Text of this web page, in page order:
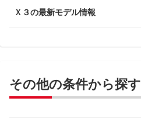
Ｘ３の最新モデル情報
その他の条件から探す